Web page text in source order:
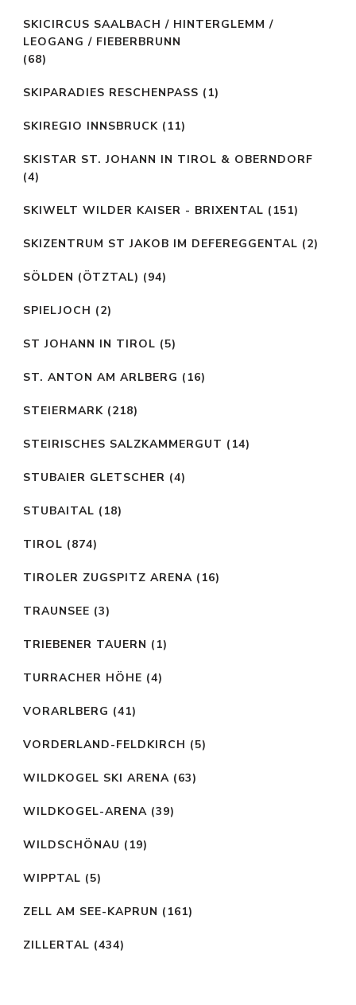
SKICIRCUS SAALBACH / HINTERGLEMM /
LEOGANG / FIEBERBRUNN
(68)
SKIPARADIES RESCHENPASS (1)
SKIREGIO INNSBRUCK (11)
SKISTAR ST. JOHANN IN TIROL & OBERNDORF
(4)
SKIWELT WILDER KAISER - BRIXENTAL (151)
SKIZENTRUM ST JAKOB IM DEFEREGGENTAL (2)
SÖLDEN (ÖTZTAL) (94)
SPIELJOCH (2)
ST JOHANN IN TIROL (5)
ST. ANTON AM ARLBERG (16)
STEIERMARK (218)
STEIRISCHES SALZKAMMERGUT (14)
STUBAIER GLETSCHER (4)
STUBAITAL (18)
TIROL (874)
TIROLER ZUGSPITZ ARENA (16)
TRAUNSEE (3)
TRIEBENER TAUERN (1)
TURRACHER HÖHE (4)
VORARLBERG (41)
VORDERLAND-FELDKIRCH (5)
WILDKOGEL SKI ARENA (63)
WILDKOGEL-ARENA (39)
WILDSCHÖNAU (19)
WIPPTAL (5)
ZELL AM SEE-KAPRUN (161)
ZILLERTAL (434)